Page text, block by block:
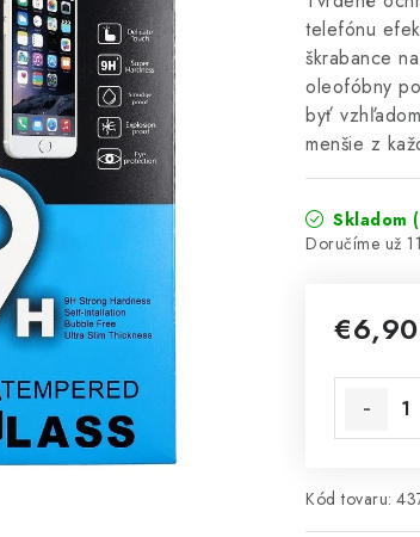
telefónu
škrabance
oleofóbny
byť
menšie z
Skladom
€6,90
Kód tovaru: